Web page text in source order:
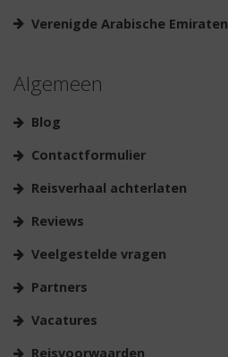
Verenigde Arabische Emiraten
Algemeen
Blog
Contactformulier
Reisverhaal achterlaten
Reviews
Veelgestelde vragen
Partners
Vacatures
Reisvoorwaarden